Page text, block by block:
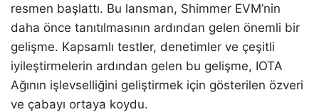
resmen başlattı. Bu lansman, Shimmer EVM’nin
daha önce tanıtılmasının ardından gelen önemli bir
gelişme. Kapsamlı testler, denetimler ve çeşitli
iyileştirmelerin ardından gelen bu gelişme, IOTA
Ağının işlevselliğini geliştirmek için gösterilen özveri
ve çabayı ortaya koydu.